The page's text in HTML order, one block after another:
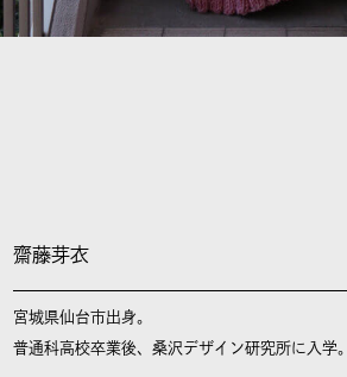
齋藤芽衣
宮城県仙台市出身。
普通科高校卒業後、桑沢デザイン研究所に入学。